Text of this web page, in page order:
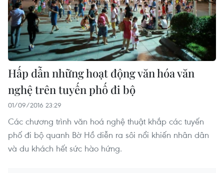
Hấp dẫn những hoạt động văn hóa văn
nghệ trên tuyến phố đi bộ
01/09/2016 23:29
Các chương trình văn hoá nghệ thuật khắp các tuyến
phố đi bộ quanh Bờ Hồ diễn ra sôi nổi khiến nhân dân
và du khách hết sức hào hứng.